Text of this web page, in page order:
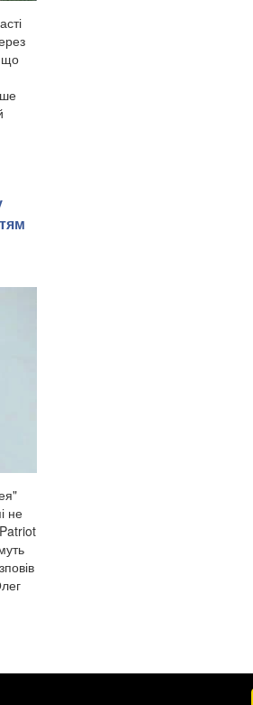
що
не